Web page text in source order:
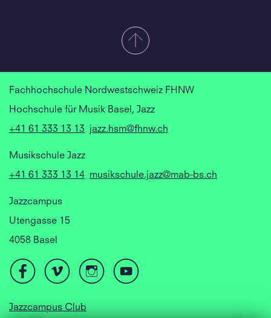
Fachhochschule Nordwestschweiz FHNW
Hochschule für Musik Basel, Jazz
+41 61 333 13 13
jazz.hsm@fhnw.ch
Musikschule Jazz
+41 61 333 13 14 musikschule.jazz@mab-bs.ch
Jazzcampus
Utengasse 15
4058 Basel
Jazzcampus Club